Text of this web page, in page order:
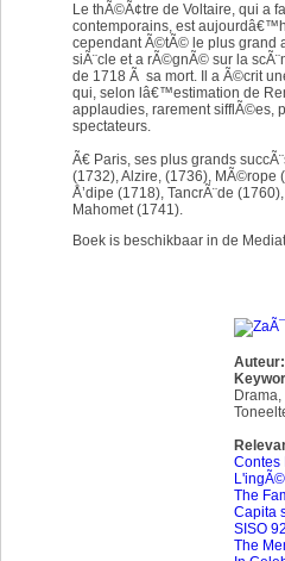
Le thÃ©Ã¢tre de Voltaire, qui a
contemporains, est
cependant Ã©tÃ© le plus grand
siÃ¨cle et a rÃ©gnÃ© sur la
de 1718 Ã sa mort. Il a Ã©crit
qui, selon lâ€™estimation de
applaudies, rarement sifflÃ©es,
spectateurs.
Ã€ Paris, ses plus grands
(1732), Alzire, (1736), MÃ©rope
Å’dipe (1718), TancrÃ¨de
Mahomet (1741).
Boek is beschikbaar in de
Auteur:
Drama,
Contes
The
Capita
SISO
The